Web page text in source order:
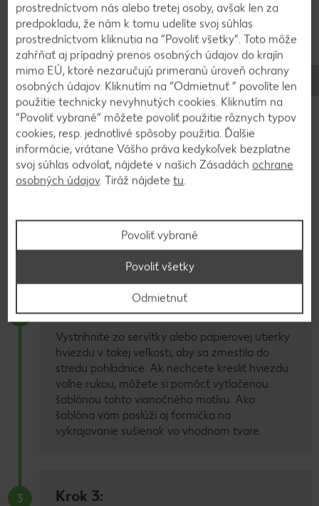
Farbami Vianoc sú červená a zelená. Možno vám
z minuloročných sviatkov zostali servítky práve v týchto
odtieňoch, a možno dokonca nájdete aj nejaké s vianočnými
motívmi. Pozrite sa, ako môžete takéto servítky alebo staré
papierové utierky v mihu sekundy premeniť na kreatívnu,
ručne vyrobenú vianočnú pohľadnicu. Postupujte takto:
1 Krok 1:
Pri výrobe vianočnej pohľadnice najprv
hotovú pohľadnicu poslať poštou, vytvorte
kartičku s rozmermi 10,5 x 14,8 cm.
2 Krok 2:
Vystrihnite zo servítky alebo papierovej utierky
hviezdu v takej veľkosti, aby sa zmestila do
stredu pohľadnice. Ak nechcete kresliť hviezdu
voľne rukou, môžete si pomôcť vytlačenou
šablónou tohto vianočného motívu. Ako
šablóna vám poslúži aj formička na
vykrajovanie sušienok vo vhodnom tvare.
3 Krok 3:
prostredníctvom nás alebo tretej osoby, avšak len za
predpokladu, že nám k tomu udelíte svoj súhlas
prostredníctvom kliknutia na “Povoliť všetky”. Toto môže
zahŕňať aj prípadný prenos osobných údajov do krajín
mimo EÚ, ktoré nezaručujú primeranú úroveň ochrany
osobných údajov. Kliknutím na “Odmietnuť ” povolíte len
použitie technicky nevyhnutých cookies. Kliknutím na
“Povoliť vybrané” môžete povoliť použitie rôznych typov
cookies, resp. jednotlivé spôsoby použitia. Ďalšie
informácie, vrátane Vášho práva kedykoľvek bezplatne
svoj súhlas odvolať, nájdete v našich Zásadách ochrane
osobných údajov. Tiráž nájdete tu.
Povoliť vybrané
Odmietnuť
Povoliť všetky